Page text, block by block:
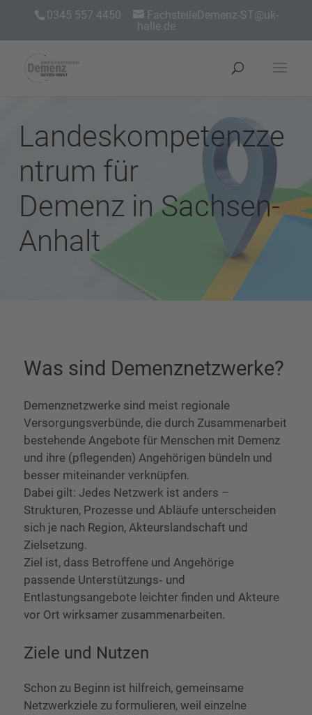
0345 557 4450
FachstelleDemenz-ST@uk-
halle.de
Landeskompetenzze
ntrum für
Demenz in Sachsen-
Anhalt
Was sind Demenznetzwerke?
Demenznetzwerke sind meist regionale
Versorgungsverbünde, die durch Zusammenarbeit
bestehende Angebote für Menschen mit Demenz
und ihre (pflegenden) Angehörigen bündeln und
besser miteinander verknüpfen.
Dabei gilt: Jedes Netzwerk ist anders –
Strukturen, Prozesse und Abläufe unterscheiden
sich je nach Region, Akteurslandschaft und
Zielsetzung.
Ziel ist, dass Betroffene und Angehörige
passende Unterstützungs‑ und
Entlastungsangebote leichter finden und Akteure
vor Ort wirksamer zusammenarbeiten.
Ziele und Nutzen
Schon zu Beginn ist hilfreich, gemeinsame
Netzwerkziele zu formulieren, weil einzelne